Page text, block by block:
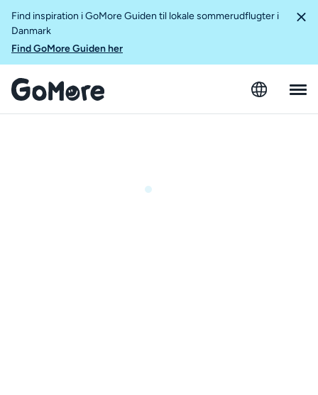
Find inspiration i GoMore Guiden til lokale sommerudflugter i
Danmark
Find GoMore Guiden her